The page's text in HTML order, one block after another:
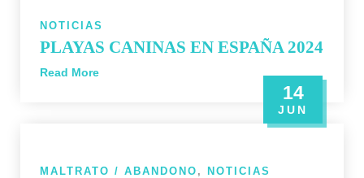
NOTICIAS
PLAYAS CANINAS EN ESPAÑA 2024
Read More
14
JUN
MALTRATO / ABANDONO , NOTICIAS